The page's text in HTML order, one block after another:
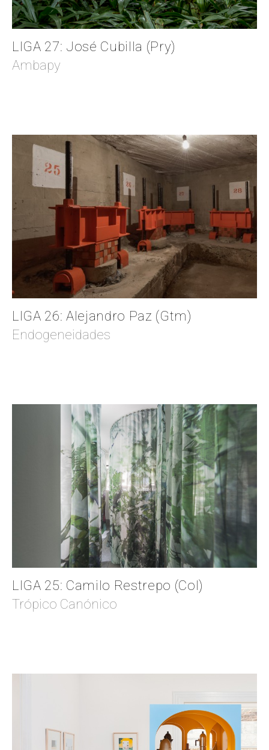
LIGA 27: José Cubilla (Pry)
Ambapy
LIGA 26: Alejandro Paz (Gtm)
Endogeneidades
LIGA 25: Camilo Restrepo (Col)
Trópico Canónico